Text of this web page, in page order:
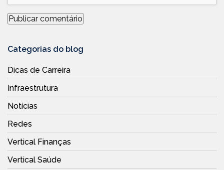
Categorias do blog
Dicas de Carreira
Infraestrutura
Notícias
Redes
Vertical Finanças
Vertical Saúde